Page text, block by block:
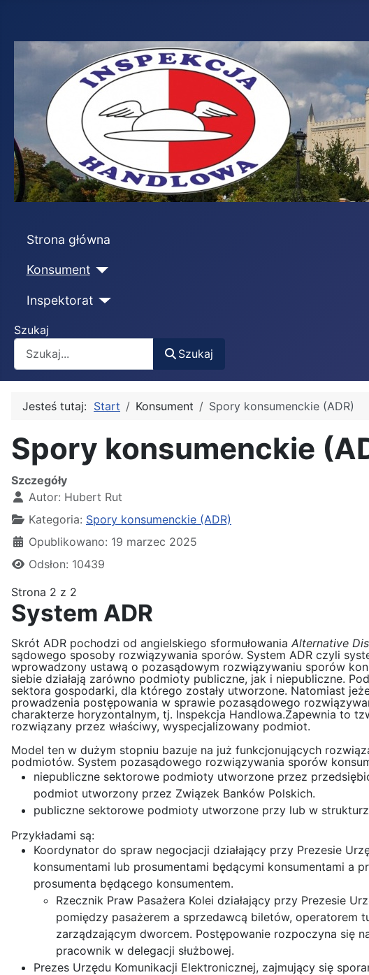
Strona główna
Konsument
Inspektorat
Szukaj
Szukaj
Jesteś tutaj: Start Konsument Spory konsumenckie (ADR)
Spory konsumenckie
Szczegóły
Autor: Hubert Rut
Kategoria: Spory konsumenckie (ADR)
Opublikowano: 19 marzec 2025
Odsłon: 10439
Strona 2 z 2
System ADR
Skrót ADR pochodzi od angielskiego sformułowania Alternative
sądowego sposoby rozwiązywania sporów. System ADR czyli
wprowadzony ustawą o pozasądowym rozwiązywaniu sporów
siebie działają zarówno podmioty publiczne, jak i niepubliczne.
sektora gospodarki, dla którego zostały utworzone. Natomiast
prowadzenia postępowania w sprawie pozasądowego
charakterze horyzontalnym, tj. Inspekcja Handlowa.Zapewnia to
rozwiązany przez właściwy, wyspecjalizowany podmiot.
Model ten w dużym stopniu bazuje na już funkcjonujących
podmiotów. System pozasądowego rozwiązywania sporów
niepubliczne sektorowe podmioty utworzone przez
podmiot utworzony przez Związek Banków Polskich.
publiczne sektorowe podmioty utworzone przy lub w
Przykładami są:
Koordynator do spraw negocjacji działający przy Prezesie
konsumentami lub prosumentami będącymi konsumentami a
prosumenta będącego konsumentem.
Rzecznik Praw Pasażera Kolei działający przy Prezesie
pomiędzy pasażerem a sprzedawcą biletów, operatorem
zarządzającym dworcem. Postępowanie rozpoczyna się
pracownik w delegacji służbowej.
Prezes Urzędu Komunikacji Elektronicznej, zajmujący się